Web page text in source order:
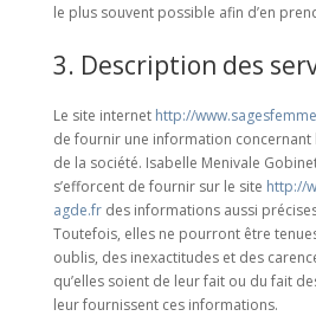
le plus souvent possible afin d’en
3. Description des
Le site internet http://
de fournir une information concernant
de la société. Isabelle Menivale
s’efforcent de fournir sur le site http://
agde.frdes informations aussi
Toutefois, elles ne pourront être
oublis, des inexactitudes et des
qu’elles soient de leur fait ou du fait
leur fournissent ces informations.